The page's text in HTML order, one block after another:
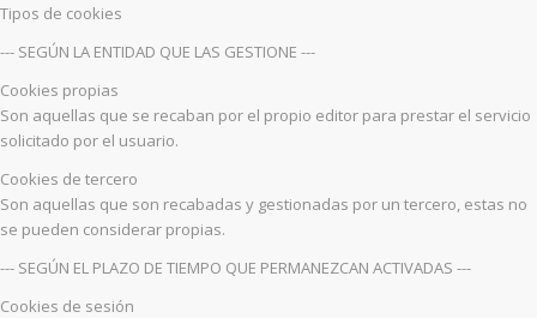
Tipos de cookies
--- SEGÚN LA ENTIDAD QUE LAS GESTIONE ---
Cookies propias
Son aquellas que se recaban por el propio editor para prestar el servicio
solicitado por el usuario.
Cookies de tercero
Son aquellas que son recabadas y gestionadas por un tercero, estas no
se pueden considerar propias.
--- SEGÚN EL PLAZO DE TIEMPO QUE PERMANEZCAN ACTIVADAS ---
Cookies de sesión